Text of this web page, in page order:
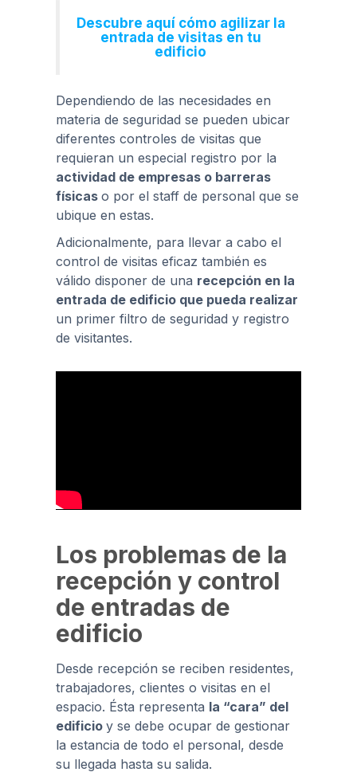
Descubre aquí cómo agilizar la
entrada de visitas en tu
edificio
Dependiendo de las necesidades en
materia de seguridad se pueden ubicar
diferentes controles de visitas que
requieran un especial registro por la
actividad de empresas o barreras
físicas o por el staff de personal que se
ubique en estas.
Adicionalmente, para llevar a cabo el
control de visitas eficaz también es
válido disponer de una recepción en la
entrada de edificio que pueda realizar
un primer filtro de seguridad y registro
de visitantes.
Los problemas de la
recepción y control
de entradas de
edificio
Desde recepción se reciben residentes,
trabajadores, clientes o visitas en el
espacio. Ésta representa la “cara” del
edificio y se debe ocupar de gestionar
la estancia de todo el personal, desde
su llegada hasta su salida.